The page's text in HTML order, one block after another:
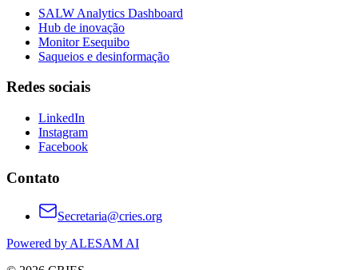
SALW Analytics Dashboard
Hub de inovação
Monitor Esequibo
Saqueios e desinformação
Redes sociais
LinkedIn
Instagram
Facebook
Contato
Secretaria@cries.org
Powered by ALESAM AI